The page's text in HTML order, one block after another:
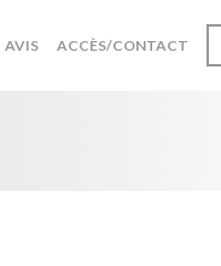
AVIS ACCÈS/CONTACT